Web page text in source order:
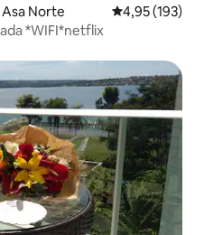
Norte Évaluation
4,95 (193)
*WIFI*netflix